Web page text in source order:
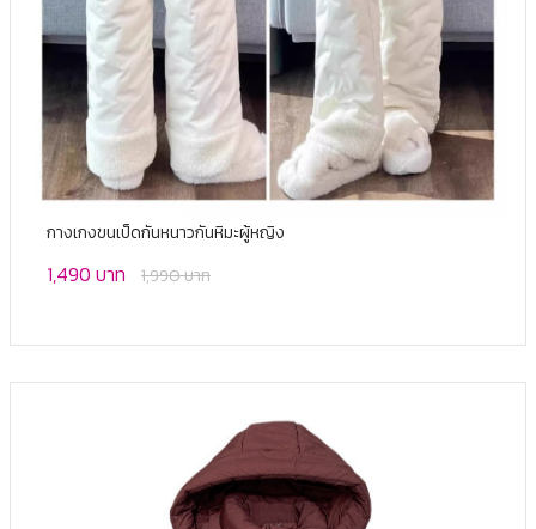
กางเกงขนเป็ดกันหนาวกันหิมะผู้หญิง
1,490 บาท 1,990 บาท